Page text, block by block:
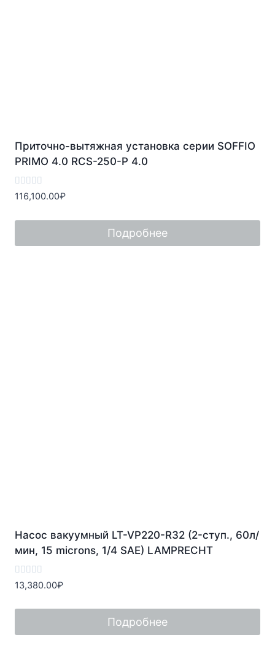
Приточно-вытяжная установка серии SOFFIO
PRIMO 4.0 RCS-250-P 4.0
Оценка
0
5
116,100.00₽
Подробнее
Насос вакуумный LT-VP220-R32 (2-ступ., 60л/
мин, 15 microns, 1/4 SAE) LAMPRECHT
Оценка
0
5
13,380.00₽
Подробнее